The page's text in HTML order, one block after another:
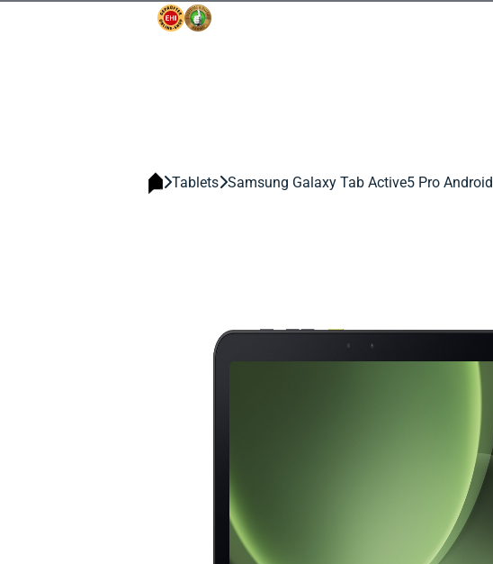
Tablets Samsung Galaxy Tab Active5 Pro Android